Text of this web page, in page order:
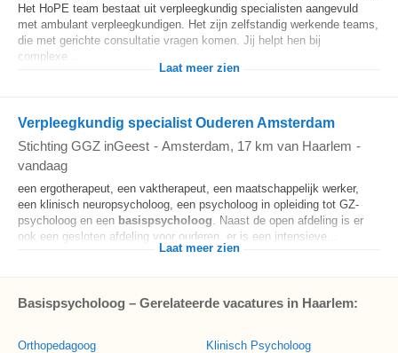
Het HoPE team bestaat uit verpleegkundig specialisten aangevuld
met ambulant verpleegkundigen. Het zijn zelfstandig werkende teams,
die met gerichte consultatie vragen komen. Jij helpt hen bij
complexe...
Laat meer zien
Verpleegkundig specialist Ouderen Amsterdam
Stichting GGZ inGeest - Amsterdam, 17 km van Haarlem -
vandaag
een ergotherapeut, een vaktherapeut, een maatschappelijk werker,
een klinisch neuropsycholoog, een psycholoog in opleiding tot GZ-
psycholoog en een basispsycholoog. Naast de open afdeling is er
ook een gesloten afdeling voor ouderen, er is een intensieve...
Laat meer zien
Basispsycholoog – Gerelateerde vacatures in Haarlem:
Orthopedagoog Klinisch Psycholoog